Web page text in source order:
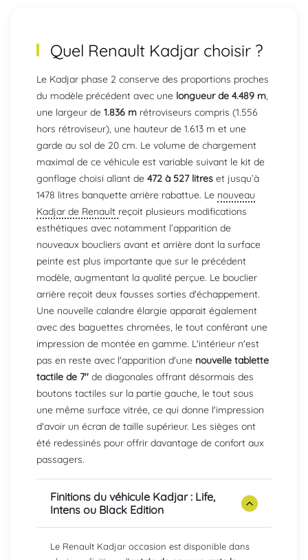
Quel Renault Kadjar choisir ?
Le Kadjar phase 2 conserve des proportions proches
du modèle précédent avec une longueur de 4.489 m
une largeur de 1.836 m rétroviseurs compris (1.556
hors rétroviseur), une hauteur de 1.613 m et une
garde au sol de 20 cm. Le volume de chargement
maximal de ce véhicule est variable suivant le kit de
gonflage choisi allant de 472 à 527 litres et jusqu’à
1478 litres banquette arrière rabattue. Le nouveau
Kadjar de Renault reçoit plusieurs modifications
esthétiques avec notamment l’apparition de
nouveaux boucliers avant et arrière dont la surface
peinte est plus importante que sur le précédent
modèle, augmentant la qualité perçue. Le bouclier
arrière reçoit deux fausses sorties d'échappement.
Une nouvelle calandre élargie apparait également
avec des baguettes chromées, le tout conférant une
impression de montée en gamme. L'intérieur n'est
pas en reste avec l'apparition d'une nouvelle tablette
tactile de 7'' de diagonales offrant désormais des
boutons tactiles sur la partie gauche, le tout sous
une même surface vitrée, ce qui donne l'impression
d'avoir un écran de taille supérieur. Les sièges ont
été redessinés pour offrir davantage de confort aux
passagers.
Finitions du véhicule Kadjar : Life,
Intens ou Black Edition
Le Renault Kadjar occasion est disponible dans